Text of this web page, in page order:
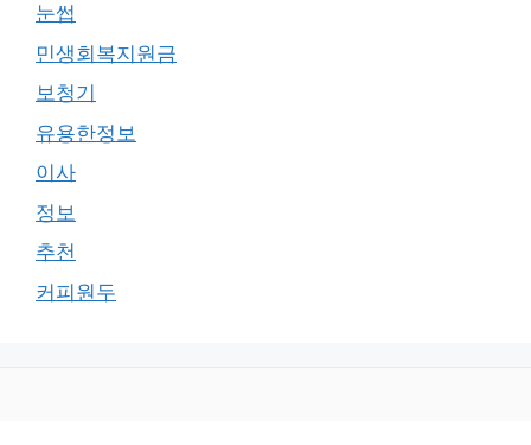
눈썹
민생회복지원금
보청기
유용한정보
이사
정보
추천
커피원두